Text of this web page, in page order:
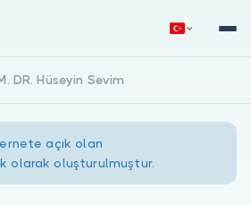
Giriş Yap
DR. Hüseyin Sevim
açık olan
olarak oluşturulmuştur.